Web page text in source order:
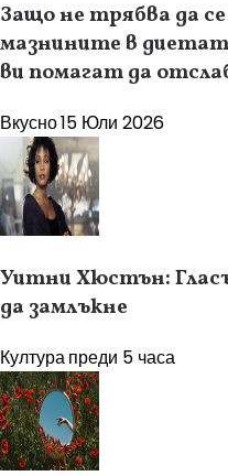
Защо не трябва да
мазнините в
ви помагат да
Вкусно15 Юли 2026
Уитни Хюстън:
да замлъкне
Културапреди 5 часа